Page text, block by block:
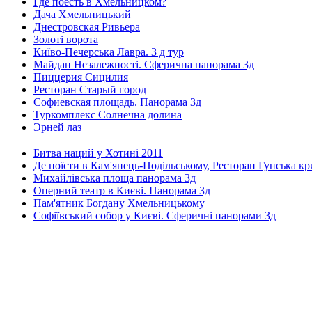
Дача Хмельницький
Днестровская Ривьера
Золоті ворота
Київо-Печерська Лавра. 3 д тур
Майдан Незалежності. Сферична панорама 3д
Пиццерия Сицилия
Ресторан Старый город
Софиевская площадь. Панорама 3д
Туркомплекс Солнечна долина
Эрней лаз
Битва наций у Хотині 2011
Де поїсти в Кам'янець-Подільському, Ресторан Гунська
Михайлівська площа панорама 3д
Оперний театр в Києві. Панорама 3д
Пам'ятник Богдану Хмельницькому
Софіївський собор у Києві. Сферичні панорами 3д